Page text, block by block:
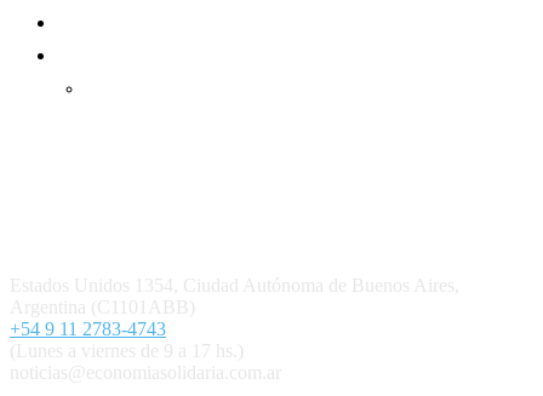
Estados Unidos 1354, Ciudad Autónoma de Buenos Aires,
Argentina (C1101ABB)
+54 9 11 2783-4743
(Lunes a viernes de 9 a 17 hs.)
noticias@economiasolidaria.com.ar